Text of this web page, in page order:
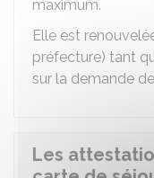
maximum.
Elle est
préfecture) tant
sur la demande
Les